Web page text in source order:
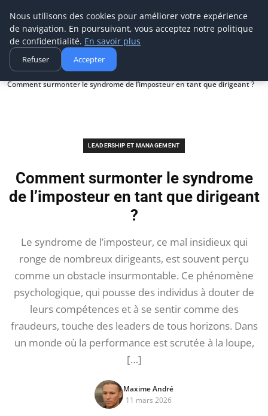
Ms Events Europe
Accueil
Leadership et management
Comment surmonter le syndrome de l’imposteur en tant que dirigeant ?
LEADERSHIP ET MANAGEMENT
Comment surmonter le syndrome
de l’imposteur en tant que dirigeant
?
Le syndrome de l’imposteur, ce mal insidieux qui
ronge de nombreux dirigeants, est souvent perçu
comme un obstacle insurmontable. Ce phénomène
psychologique, qui pousse des individus à douter de
leurs compétences et à se sentir comme des
fraudeurs, touche des leaders de tous horizons. Dans
un monde où la performance est scrutée à la loupe,
[…]
Maxime André
11 mars 2026
Nous utilisons des cookies pour améliorer votre expérience
de navigation. En poursuivant, vous acceptez notre politique
de confidentialité. En savoir plus
Refuser Accepter